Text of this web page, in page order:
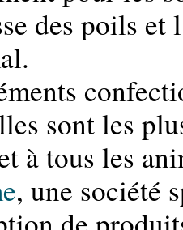
des poils et
sont les
à tous les
, une société